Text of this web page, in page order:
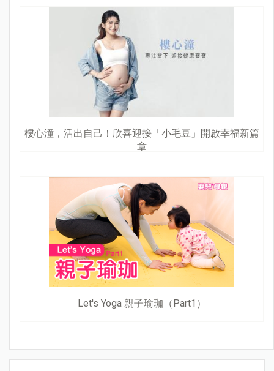
樓心潼，活出自己！欣喜迎接「小毛豆」開啟幸福新篇
章
Let's Yoga 親子瑜珈（Part1）